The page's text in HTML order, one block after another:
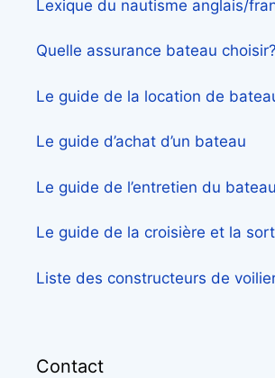
Lexique du nautisme anglais/
Quelle assurance bateau
Le guide de la location de
Le guide d’achat d’un bateau
Le guide de l’entretien du bateau
Le guide de la croisière et la
Liste des constructeurs de
Contact